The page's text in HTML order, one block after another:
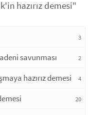
hazırız demesi"
3
savunması 2
hazırız demesi 4
20